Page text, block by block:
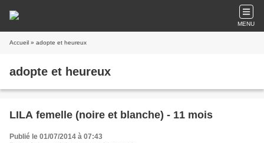
MENU
Accueil » adopte et heureux
adopte et heureux
LILA femelle (noire et blanche) - 11 mois
Publié le 01/07/2014 à 07:43